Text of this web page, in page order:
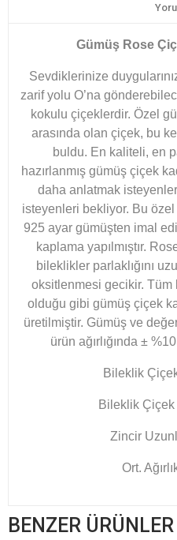
Gümüş Rose
Sevdiklerinize
zarif yolu O’na
kokulu çiçeklerdir. Özel
arasında olan çiçek, bu
buldu. En kaliteli, en
hazırlanmış gümüş çiçek
daha anlatmak
isteyenleri bekliyor. Bu özel
925 ayar gümüşten imal
kaplama yapılmıştır.
bileklikler parlaklığını
oksitlenmesi gecikir. Tüm
olduğu gibi gümüş çiçek
üretilmiştir. Gümüş ve
ürün ağırlığında ±
Bileklik
Bileklik
Zincir
Ort.
BENZER ÜRÜNLER